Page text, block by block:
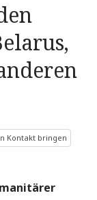
Kontakt bringen